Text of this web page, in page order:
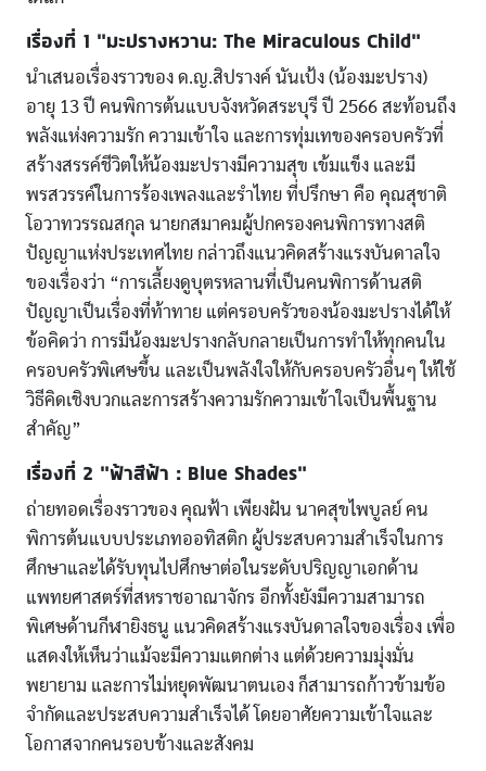
เรื่องที่ 1 “มะปรางหวาน: The Miraculous Child”
นำเสนอเรื่องราวของ ด.ญ.สิปรางค์ นันเป้ง (น้องมะปราง)
อายุ 13 ปี คนพิการต้นแบบจังหวัดสระบุรี ปี 2566 สะท้อนถึง
พลังแห่งความรัก ความเข้าใจ และการทุ่มเทของครอบครัวที่
สร้างสรรค์ชีวิตให้น้องมะปรางมีความสุข เข้มแข็ง และมี
พรสวรรค์ในการร้องเพลงและรำไทย ที่ปรึกษา คือ คุณสุชาติ
โอวาทวรรณสกุล นายกสมาคมผู้ปกครองคนพิการทางสติ
ปัญญาแห่งประเทศไทย กล่าวถึงแนวคิดสร้างแรงบันดาลใจ
ของเรื่องว่า “การเลี้ยงดูบุตรหลานที่เป็นคนพิการด้านสติ
ปัญญาเป็นเรื่องที่ท้าทาย แต่ครอบครัวของน้องมะปรางได้ให้
ข้อคิดว่า การมีน้องมะปรางกลับกลายเป็นการทำให้ทุกคนใน
ครอบครัวพิเศษขึ้น และเป็นพลังใจให้กับครอบครัวอื่นๆ ให้ใช้
วิธีคิดเชิงบวกและการสร้างความรักความเข้าใจเป็นพื้นฐาน
สำคัญ”
เรื่องที่ 2 “ฟ้าสีฟ้า : Blue Shades”
ถ่ายทอดเรื่องราวของ คุณฟ้า เพียงฝัน นาคสุขไพบูลย์ คน
พิการต้นแบบประเภทออทิสติก ผู้ประสบความสำเร็จในการ
ศึกษาและได้รับทุนไปศึกษาต่อในระดับปริญญาเอกด้าน
แพทยศาสตร์ที่สหราชอาณาจักร อีกทั้งยังมีความสามารถ
พิเศษด้านกีฬายิงธนู แนวคิดสร้างแรงบันดาลใจของเรื่อง เพื่อ
แสดงให้เห็นว่าแม้จะมีความแตกต่าง แต่ด้วยความมุ่งมั่น
พยายาม และการไม่หยุดพัฒนาตนเอง ก็สามารถก้าวข้ามข้อ
จำกัดและประสบความสำเร็จได้ โดยอาศัยความเข้าใจและ
โอกาสจากคนรอบข้างและสังคม